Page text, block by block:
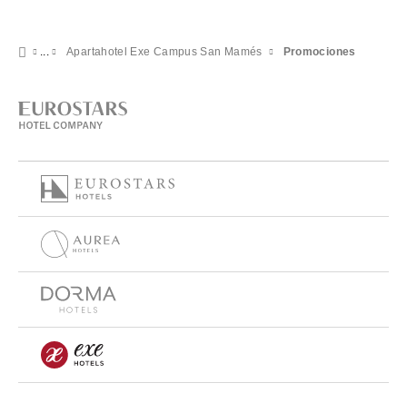
Apartahotel Exe Campus San Mamés Promociones